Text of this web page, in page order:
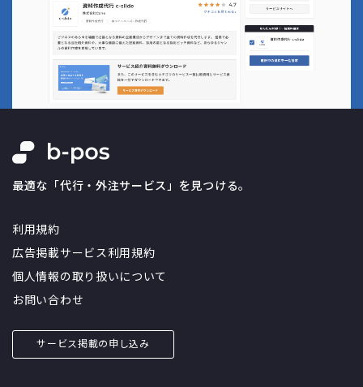
最適な「代行・外注サービス」を見つける。
利用規約
広告掲載サービス利用規約
個人情報の取り扱いについて
お問い合わせ
サービス掲載の申し込み